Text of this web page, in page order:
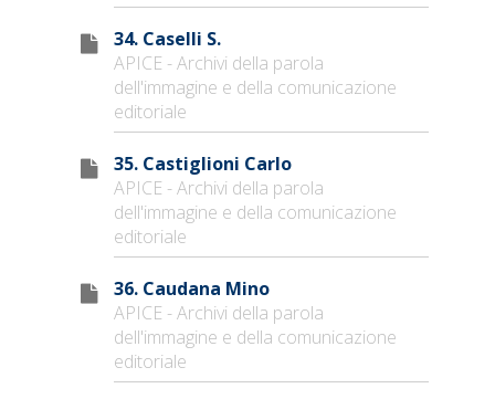
34. Caselli S.
APICE - Archivi della parola
dell'immagine e della comunicazione
editoriale
35. Castiglioni Carlo
APICE - Archivi della parola
dell'immagine e della comunicazione
editoriale
36. Caudana Mino
APICE - Archivi della parola
dell'immagine e della comunicazione
editoriale